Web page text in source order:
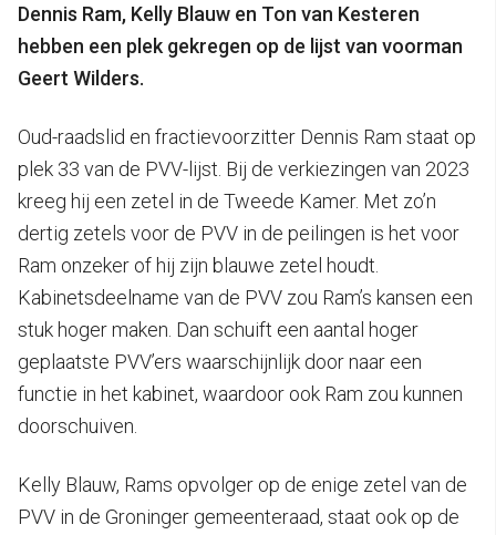
Dennis Ram, Kelly Blauw en Ton van Kesteren
hebben een plek gekregen op de lijst van voorman
Geert Wilders.
Oud-raadslid en fractievoorzitter Dennis Ram staat op
plek 33 van de PVV-lijst. Bij de verkiezingen van 2023
kreeg hij een zetel in de Tweede Kamer. Met zo’n
dertig zetels voor de PVV in de peilingen is het voor
Ram onzeker of hij zijn blauwe zetel houdt.
Kabinetsdeelname van de PVV zou Ram’s kansen een
stuk hoger maken. Dan schuift een aantal hoger
geplaatste PVV’ers waarschijnlijk door naar een
functie in het kabinet, waardoor ook Ram zou kunnen
doorschuiven.
Kelly Blauw, Rams opvolger op de enige zetel van de
PVV in de Groninger gemeenteraad, staat ook op de